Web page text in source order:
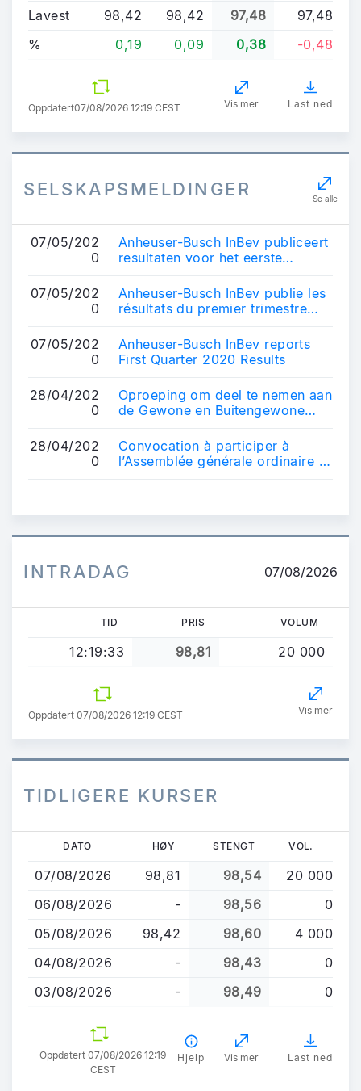
Lavest 98,42 98,42 97,48
97,48
%
0,19 0,09 0,38 -0,48
Oppdatert07/08/2026 12:19 CEST Vis mer Last ned
SELSKAPSMELDINGER Se alle
07/05/202
0
Anheuser-Busch InBev publiceert
resultaten voor het eerste
07/05/202
0
Anheuser-Busch InBev publie les
résultats du premier trimestre
07/05/202
0
Anheuser-Busch InBev reports
First Quarter 2020 Results
28/04/202
0
Oproeping om deel te nemen aan
de Gewone en Buitengewone
2020
28/04/202
0
Convocation à participer à
l’Assemblée générale ordinaire et
INTRADAG 07/08/2026
TID PRIS VOLUM
12:19:33 98,81 20 000
Oppdatert 07/08/2026 12:19 CEST Vis mer
TIDLIGERE KURSER
hovedinnhold
DATO HØY STENGT VOL.
07/08/2026 98,81 98,54
20 000
06/08/2026
- 98,56
0
05/08/2026
98,42 98,60
4 000
04/08/2026
- 98,43
0
03/08/2026
- 98,49 0
Oppdatert 07/08/2026 12:19
CEST
Hjelp Vis mer Last ned